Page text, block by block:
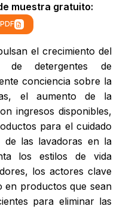
muestra gratuito:
el crecimiento del
de detergentes de
conciencia sobre la
el aumento de la
ingresos disponibles,
para el cuidado
las lavadoras en la
los estilos de vida
los actores clave
en productos que sean
para eliminar las